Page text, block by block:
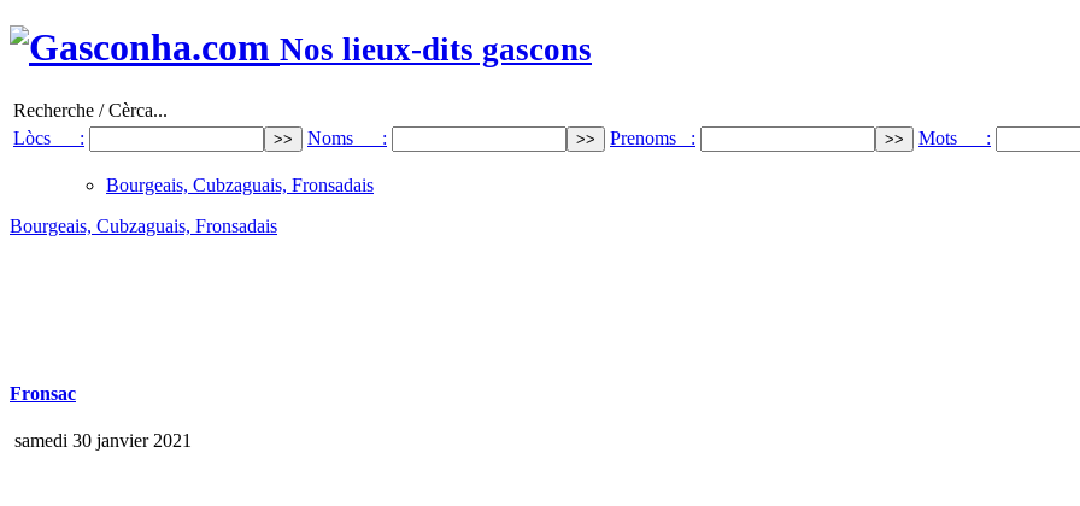
Nos lieux-dits gascons
Recherche / Cèrca...
Lòcs :
Noms : Prenoms : Mots :
Bourgeais, Cubzaguais, Fronsadais
Bourgeais, Cubzaguais, Fronsadais
Fronsac
samedi 30 janvier 2021